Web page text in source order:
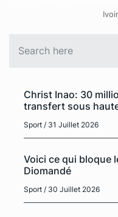
Christ Inao: 30
transfert sous
Sport / 31 Juillet 2026
Voici ce qui bloque
Diomandé
Sport / 30 Juillet 2026